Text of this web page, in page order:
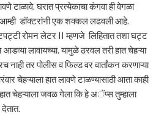
टाळावे. घरात प्रत्येकाचा कंगवा ही वेगळा
आम्ही डॉक्टरांनी एक शक्कल लढवली आहे.
रोमन लेटर II म्हणजे लिहितात तशा घट्ट
लावायच्या. यामुळे ठरवल तरी हात चेहऱ्या
नाही तर पोलीस व फिल्ड वर वार्तांकन करणाऱ्या
चेहऱ्याला हात लावणे टाळण्यासाठी आता काही
चेहऱ्याला जवळ गेला कि हे अॅप्स तुम्हाला